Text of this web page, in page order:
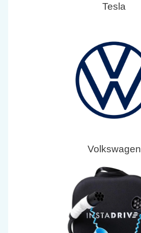
Tesla
Volkswagen